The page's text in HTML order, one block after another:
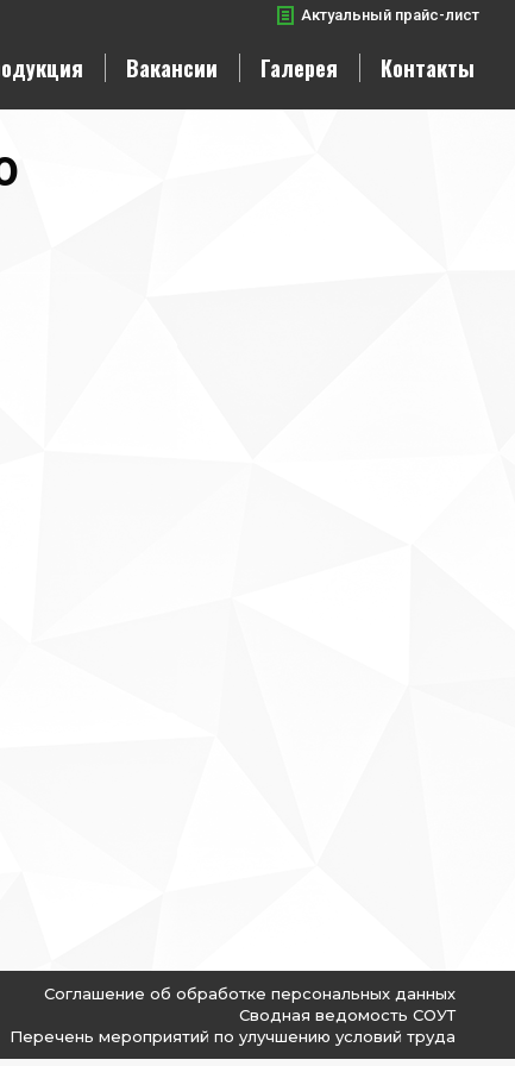
Актуальный прайс-лист
Вакансии Галерея Контакты
Соглашение об обработке персональных данных
Сводная ведомость СОУТ
Перечень мероприятий по улучшению условий труда